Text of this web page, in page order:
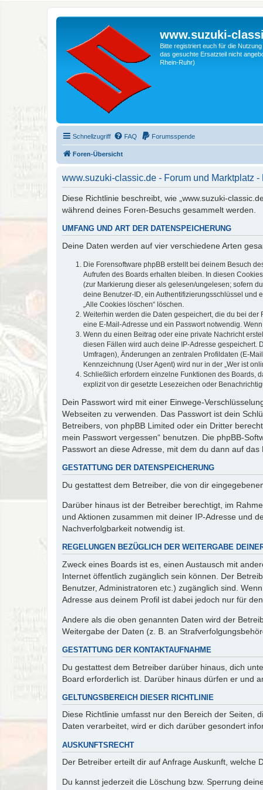
www.suzuki-
Bitte registriert euch für die
das gesuchte Ersatzteil nicht
Rhein-Ruhr)
Schnellzugriff FAQ Forumsspende
Foren-Übersicht
www.suzuki-classic.de - Forum und Marktplatz
Diese Richtlinie beschreibt, wie „www.suzuki-
während deines Foren-Besuchs gesammelt werden.
UMFANG UND ART DER DATENSPEICHERUNG
Deine Daten werden auf vier verschiedene Arten
Die Forensoftware phpBB erstellt bei deinem Besuch
Aufrufen des Boards erhalten bleiben. In diesen
(zur Markierung dieser als gelesen/ungelesen; sofern
deine Benutzer-ID, ein Authentifizierungsschlüssel und
„Alle Cookies löschen“ löschen.
Weiterhin werden die Daten gespeichert, die du bei
eine E-Mail-Adresse und ein Passwort notwendig.
Wenn du einen Beitrag oder eine private Nachricht
diesen Fällen wird auch deine IP-Adresse gespeichert.
Umfragen), Änderungen an zentralen Profildaten (E-
Kennzeichnung (User Agent) wird nur in der „Wer ist
Schließlich erfordern einzelne Funktionen des Boards,
explizit von dir gesetzte Lesezeichen oder
Dein Passwort wird mit einer Einwege-
Webseiten zu verwenden. Das Passwort ist dein
Betreibers, von phpBB Limited oder ein Dritter
mein Passwort vergessen“ benutzen. Die phpBB-
Passwort an diese Adresse, mit dem du dann auf das
GESTATTUNG DER DATENSPEICHERUNG
Du gestattest dem Betreiber, die von dir
Darüber hinaus ist der Betreiber berechtigt, im
und Aktionen zusammen mit deiner IP-Adresse und
Nachverfolgbarkeit notwendig ist.
REGELUNGEN BEZÜGLICH DER WEITERGABE
Zweck eines Boards ist es, einen Austausch mit
Internet öffentlich zugänglich sein können. Der
Benutzer, Administratoren etc.) zugänglich sind.
Adresse aus deinem Profil ist dabei jedoch nur für
Andere als die oben genannten Daten wird der
Weitergabe der Daten (z. B. an
GESTATTUNG DER KONTAKTAUFNAHME
Du gestattest dem Betreiber darüber hinaus, dich
Board erforderlich ist. Darüber hinaus dürfen er und
GELTUNGSBEREICH DIESER RICHTLINIE
Diese Richtlinie umfasst nur den Bereich der Seiten,
Daten verarbeitet, wird er dich darüber gesondert
AUSKUNFTSRECHT
Der Betreiber erteilt dir auf Anfrage Auskunft, welche
Du kannst jederzeit die Löschung bzw. Sperrung